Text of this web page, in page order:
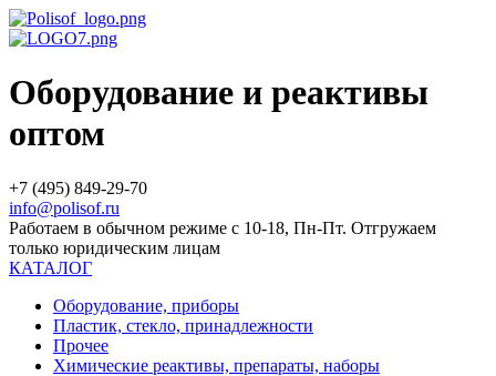
Оборудование и реактивы
оптом
+7 (495) 849-29-70
info@polisof.ru
Работаем в обычном режиме с 10-18, Пн-Пт. Отгружаем
только юридическим лицам
КАТАЛОГ
Оборудование, приборы
Пластик, стекло, принадлежности
Прочее
Химические реактивы, препараты, наборы